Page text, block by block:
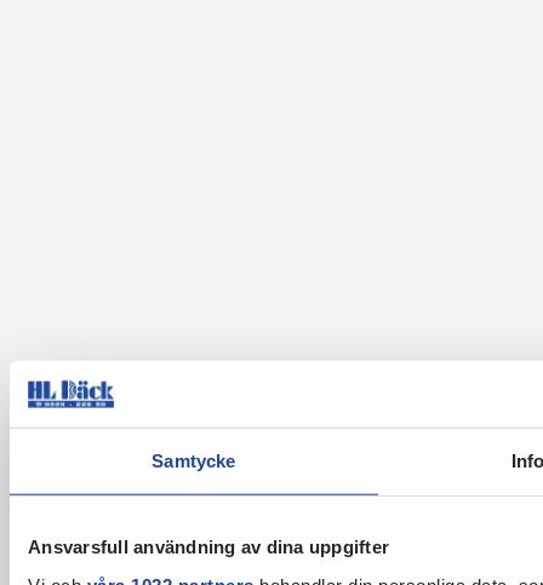
Samtycke
Ansvarsfull användning av dina uppgifter